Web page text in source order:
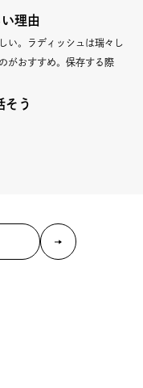
理由
い。ラディッシュは瑞々し
がおすすめ。保存する際
う